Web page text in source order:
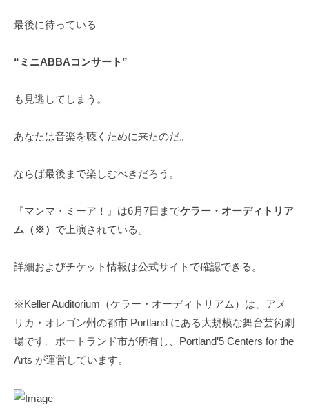
最後に待っている
“ミニABBAコンサート”
も見逃してしまう。
あなたは音楽を聴くために来たのだ。
ならば最後まで楽しむべきだろう。
『マンマ・ミーア！』は6月7日までケラー・オーディトリア
ム（※） で上演されている。
詳細およびチケット情報は公式サイトで確認できる。
※Keller Auditorium（ケラー・オーディトリアム）は、アメ
リカ・オレゴン州の都市 Portland にある大規模な舞台芸術劇
場です。ポートランド市が所有し、Portland’5 Centers for the
Arts が運営しています。